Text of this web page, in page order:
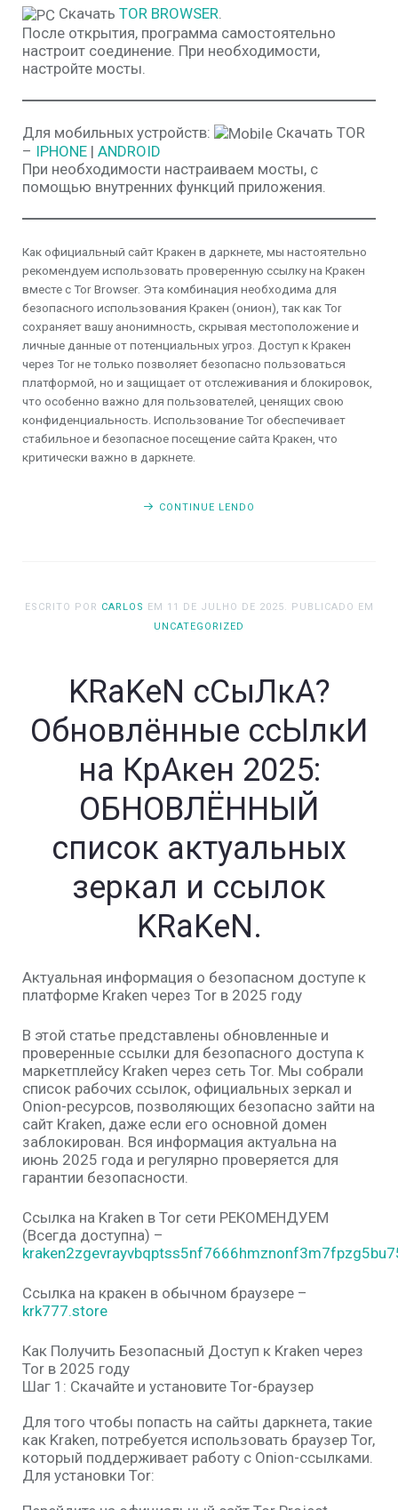
Скачать TOR BROWSER.
После открытия, программа самостоятельно
настроит соединение. При необходимости,
настройте мосты.
Для мобильных устройств:
Скачать TOR
– IPHONE | ANDROID
При необходимости настраиваем мосты, с
помощью внутренних функций приложения.
Как официальный сайт Кракен в даркнете, мы настоятельно
рекомендуем использовать проверенную ссылку на Кракен
вместе с Tor Browser. Эта комбинация необходима для
безопасного использования Кракен (онион), так как Tor
сохраняет вашу анонимность, скрывая местоположение и
личные данные от потенциальных угроз. Доступ к Кракен
через Tor не только позволяет безопасно пользоваться
платформой, но и защищает от отслеживания и блокировок,
что особенно важно для пользователей, ценящих свою
конфиденциальность. Использование Tor обеспечивает
стабильное и безопасное посещение сайта Кракен, что
критически важно в даркнете.
CONTINUE LENDO
ESCRITO POR CARLOS EM 11 DE JULHO DE 2025. PUBLICADO EM
UNCATEGORIZED
KRaKeN сСыЛкА?
Обновлённые ссЫлкИ
на КрАкен 2025:
ОБНОВЛЁННЫЙ
список актуальных
зеркал и ссылок
KRaKeN.
Актуальная информация о безопасном доступе к
платформе Kraken через Tor в 2025 году
В этой статье представлены обновленные и
проверенные ссылки для безопасного доступа к
маркетплейсу Kraken через сеть Tor. Мы собрали
список рабочих ссылок, официальных зеркал и
Onion-ресурсов, позволяющих безопасно зайти на
сайт Kraken, даже если его основной домен
заблокирован. Вся информация актуальна на
июнь 2025 года и регулярно проверяется для
гарантии безопасности.
Ссылка на Kraken в Tor сети РЕКОМЕНДУЕМ
(Всегда доступна) –
Ссылка на кракен в обычном браузере –
krk777.store
Как Получить Безопасный Доступ к Kraken через
Tor в 2025 году
Шаг 1: Скачайте и установите Tor-браузер
Для того чтобы попасть на сайты даркнета, такие
как Kraken, потребуется использовать браузер Tor,
который поддерживает работу с Onion-ссылками.
Для установки Tor: